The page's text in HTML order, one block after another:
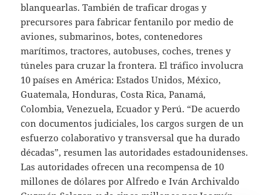
blanquearlas. También de traficar drogas y
precursores para fabricar fentanilo por medio de
aviones, submarinos, botes, contenedores
marítimos, tractores, autobuses, coches, trenes y
túneles para cruzar la frontera. El tráfico involucra
10 países en América: Estados Unidos, México,
Guatemala, Honduras, Costa Rica, Panamá,
Colombia, Venezuela, Ecuador y Perú. “De acuerdo
con documentos judiciales, los cargos surgen de un
esfuerzo colaborativo y transversal que ha durado
décadas”, resumen las autoridades estadounidenses.
Las autoridades ofrecen una recompensa de 10
millones de dólares por Alfredo e Iván Archivaldo